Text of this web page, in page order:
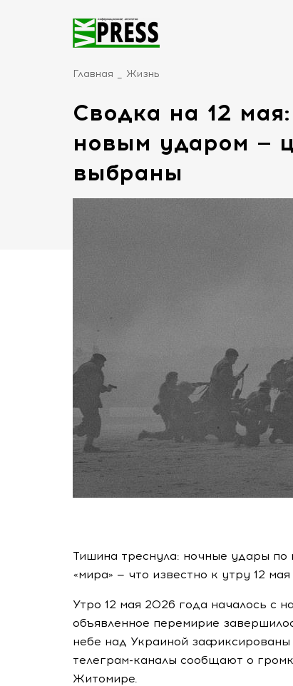
Главная Жизнь
Сводка на 12
новым ударом —
выбраны
Тишина треснула: ночные удары
«мира» — что известно к утру 12 мая
Утро 12 мая 2026 года началось с
объявленное перемирие
небе над Украиной зафиксированы
телеграм-каналы сообщают о
Житомире.